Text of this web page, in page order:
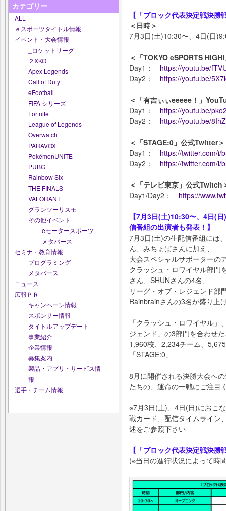
カテゴリー
ALL
ｅスポーツタイトル情報
イベント・大会情報
_ロケットリーグ
２XKO
Apex Legends
Call of Duty
eFootball
FIFA シリーズ
Fortnite
League of Legends
Overwatch
PARAVOX
PokémonUNITE
PUBG
Rainbow Six
THE FINALS
VALORANT
グランツーリスモ
その他イベント
eモータースポーツ
メタバース
セミナ・教育情報
プログラミング
メタバース
ニュース
広報ＰＲ
キャンペーン情報
スポンサー情報
タイトルアップデート
事業紹介
企業情報
募集案内
製品・アプリ・サービス情
報
選手・チーム情報
【「ブロック代表決定戦決
＜日時＞
7月3日(土)10:30〜、4日(日
＜「TOKYO eSPORTS
Day1： https://youtu.be/
Day2： https://youtu.be/
＜「有吉ぃぃeeeee！」
Day1： https://youtu.be/
Day2： https://youtu.be/
＜「STAGE:0」公式Twitter＞
Day1： https://twitter.com/i/
Day2： https://twitter.com/i/
＜「テレビ東京」公式Twitch
Day1/Day2： https://
【7月3日(土)10:30〜、4日(
信番組の出演者も発表！】
7月3日(土)の生配信番組には
ん、みちょぱさんに加え、
大会スペシャルサポーターの
クラッシュ・ロワイヤル部門
さん、SHUNさんの4名、
リーグ・オブ・レジェンド部
Rainbrainさんの3名が盛り上
「クラッシュ・ロワイヤル
ジェンド」の3部門を合わせ
1,960校、2,234チーム、
「STAGE:0」
8月に開催される決勝大会へ
たちの、運命の一戦にご注目
※7月3日(土)、4日(日)におこ
戦カード、配信タイムライン
述をご参照下さい
【「ブロック代表決定戦決
(※当日の進行状況によって時